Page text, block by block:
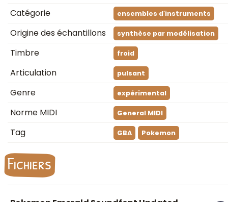
Catégorie
ensembles d′instruments
Origine des échantillons synthèse par modélisation
Timbre froid
Articulation pulsant
Genre expérimental
Norme MIDI General MIDI
Tag GBA Pokemon
Fichiers